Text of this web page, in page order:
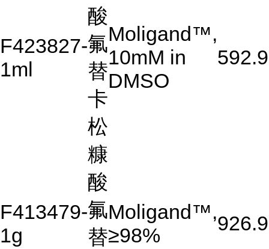
F423827-
1ml
酸
氟
替
卡
松
Moligand™,
10mM in
DMSO
592.9
F413479-
1g
糠
酸
氟
替
Moligand™,
≥98%
926.9